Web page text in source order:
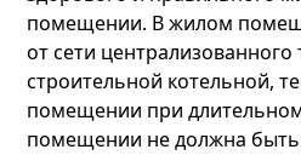
помещении. В жилом
от сети
строительной котельной,
помещении при
помещении не должна быть